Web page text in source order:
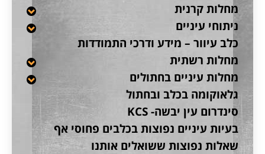
מחלות קרנית
ניתוחי עיניים
כלב עיוור – מידע ודרכי התמודדות
מחלות רשתית
מחלות עיניים בחתולים
גלאוקומה בכלב ובחתול
סינדרום עין יבשה- KCS
בעיות עיניים נפוצות בכלבים פחוסי אף
שאלות נפוצות ששואלים אותנו